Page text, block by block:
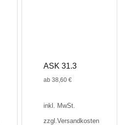
ASK 31.3
ab 38,60 €
inkl. MwSt.
zzgl.Versandkosten